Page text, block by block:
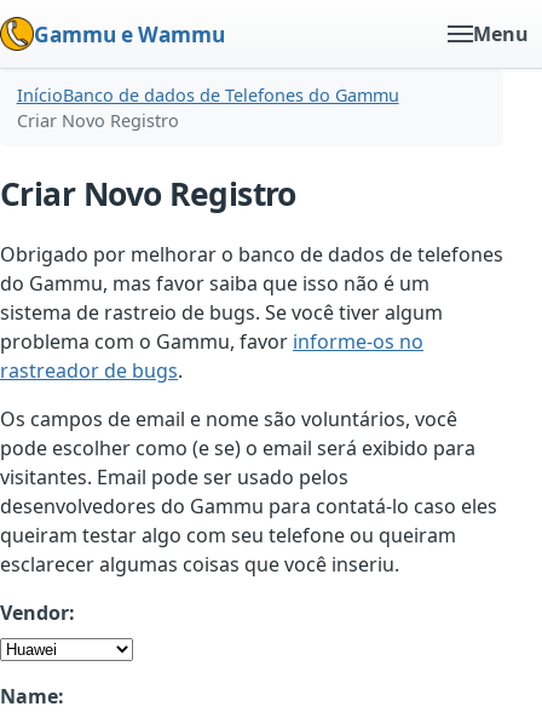
Gammu e Wammu Menu
InícioBanco de dados de Telefones do Gammu
Criar Novo Registro
Criar Novo Registro
Obrigado por melhorar o banco de dados de telefones
do Gammu, mas favor saiba que isso não é um
sistema de rastreio de bugs. Se você tiver algum
problema com o Gammu, favor informe-os no
rastreador de bugs.
Os campos de email e nome são voluntários, você
pode escolher como (e se) o email será exibido para
visitantes. Email pode ser usado pelos
desenvolvedores do Gammu para contatá-lo caso eles
queiram testar algo com seu telefone ou queiram
esclarecer algumas coisas que você inseriu.
Vendor:
Name: